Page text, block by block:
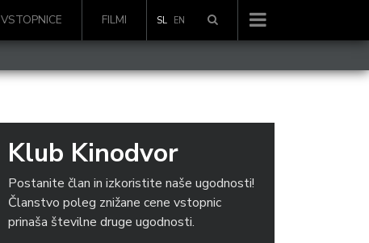
VSTOPNICE FILMI SL EN
Klub Kinodvor
Postanite član in izkoristite naše ugodnosti!
Članstvo poleg znižane cene vstopnic
prinaša številne druge ugodnosti.